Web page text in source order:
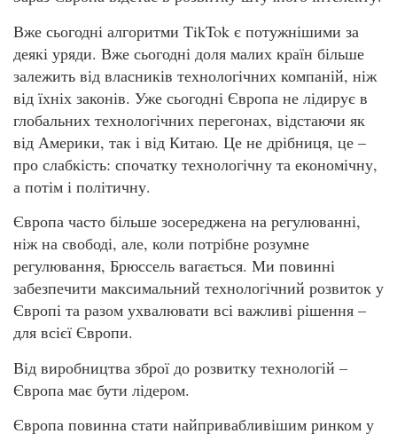
Вже сьогодні алгоритми TikTok є потужнішими за
деякі уряди. Вже сьогодні доля малих країн більше
залежить від власників технологічних компаній, ніж
від їхніх законів. Уже сьогодні Європа не лідирує в
глобальних технологічних перегонах, відстаючи як
від Америки, так і від Китаю. Це не дрібниця, це –
про слабкість: спочатку технологічну та економічну,
а потім і політичну.
Європа часто більше зосереджена на регулюванні,
ніж на свободі, але, коли потрібне розумне
регулювання, Брюссель вагається. Ми повинні
забезпечити максимальний технологічний розвиток у
Європі та разом ухвалювати всі важливі рішення –
для всієї Європи.
Від виробництва зброї до розвитку технологій –
Європа має бути лідером.
Європа повинна стати найпривабливішим ринком у